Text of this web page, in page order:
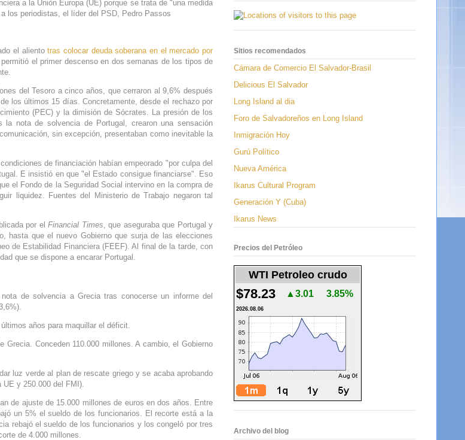
a la Unión Europa (UE) porque se trata de "una medida
los periodistas, el líder del PSD, Pedro Passos
el alientotras colocar deuda soberana en el mercado por
el primer descenso en dos semanas de los tipos de
del Tesoro a cinco años, que cerraron al 9,6% después
los últimos 15 días. Concretamente, desde el rechazo por
(PEC) y la dimisión de Sócrates. La presión de los
nota de solvencia de Portugal, crearon una sensación
sin excepción, presentaban como inevitable la
de financiación habían empeorado "por culpa del
E insistió en que "el Estado consigue financiarse". Eso
el Fondo de la Seguridad Social intervino en la compra de
liquidez. Fuentes del Ministerio de Trabajo negaron tal
por el Financial Times , que aseguraba que Portugal y
hasta que el nuevo Gobierno que surja de las elecciones
de Estabilidad Financiera (FEEF). Al final de la tarde, con
que se dispone a encarar Portugal.
de solvencia a Grecia tras conocerse un informe del
años para maquillar el déficit.
Conceden 110.000 millones. A cambio, el Gobierno
luz verde al plan de rescate griego y se acaba aprobando
y 250.000 del FMI).
de ajuste de 15.000 millones de euros en dos años. Entre
un 5% el sueldo de los funcionarios. El recorte está a la
rebajó el sueldo de los funcionarios y los congeló por tres
de 4.000 millones.
Sitios recomendados
Cámara de Comercio El Salvador-Brasil
Delicious El Salvador
Long Island al dia
Foro de Salvadoreños en Long Island
Inmigración Hoy
Gurú Político
Nueva América
Ikarus Cultural Program
Generación Y (Cuba)
Ikarus News
Precios del Petróleo
WTI Petroleo crudo
$78.23 ▲3.01 3.85%
2026.08.06
Archivo del blog